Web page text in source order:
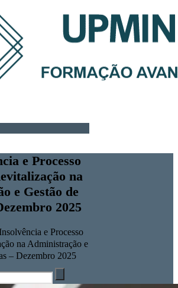
e Processo
na
e Gestão de
2025
e Processo
na Administração e
– Dezembro 2025